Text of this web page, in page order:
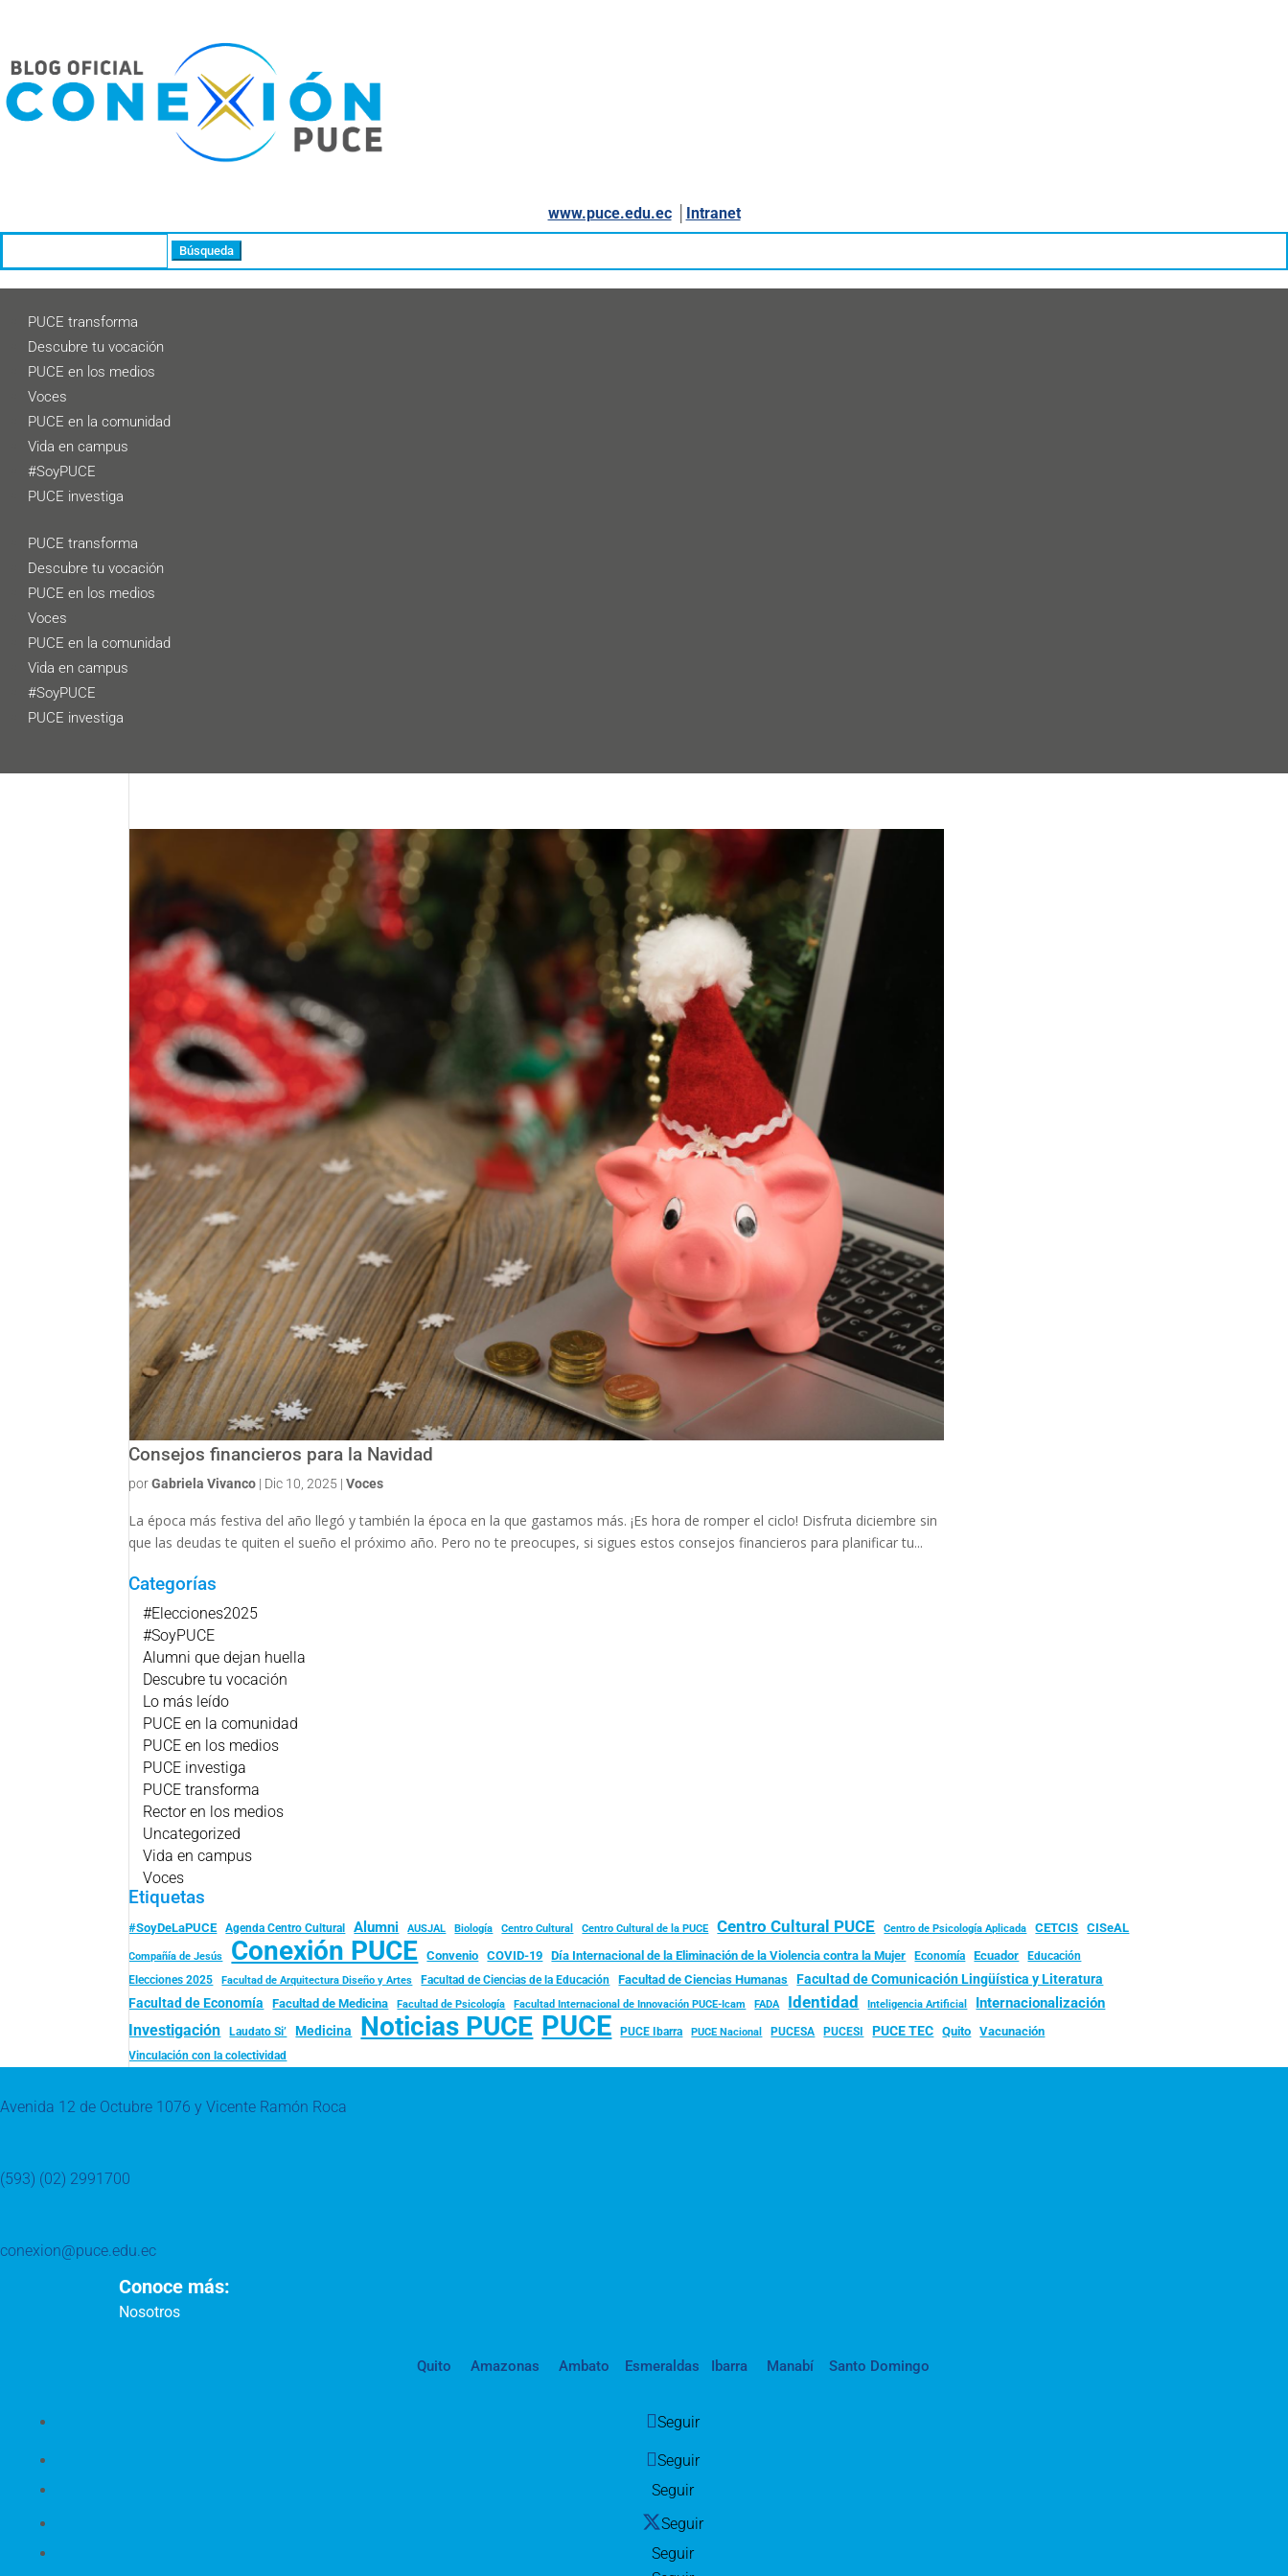
www.puce.edu.ec│ Intranet
PUCE transforma
Descubre tu vocación
PUCE en los medios
Voces
PUCE en la comunidad
Vida en campus
#SoyPUCE
PUCE investiga
PUCE transforma
Descubre tu vocación
PUCE en los medios
Voces
PUCE en la comunidad
Vida en campus
#SoyPUCE
PUCE investiga
Consejos financieros para la Navidad
porGabriela Vivanco | Dic 10, 2025 |Voces
La época más festiva del año llegó y también la época en la que gastamos más. ¡Es hora de romper el ciclo! Disfruta diciembre sin
que las deudas te quiten el sueño el próximo año. Pero no te preocupes, si sigues estos consejos financieros para planificar tu...
Categorías
#Elecciones2025
#SoyPUCE
Alumni que dejan huella
Descubre tu vocación
Lo más leído
PUCE en la comunidad
PUCE en los medios
PUCE investiga
PUCE transforma
Rector en los medios
Uncategorized
Vida en campus
Voces
Etiquetas
#SoyDeLaPUCE Agenda Centro Cultural Alumni AUSJAL Biología Centro Cultural Centro Cultural de la PUCE Centro Cultural PUCE Centro de Psicología Aplicada CETCIS CISeAL
Compañía de Jesús Conexión PUCE Convenio COVID-19 Día Internacional de la Eliminación de la Violencia contra la Mujer Economía Ecuador
Educación
Elecciones 2025
Facultad de Arquitectura Diseño y Artes Facultad de Ciencias de la Educación Facultad de Ciencias Humanas Facultad de Comunicación Lingüística y Literatura
Facultad de Economía Facultad de Medicina Facultad de Psicología Facultad Internacional de Innovación PUCE-Icam FADA Identidad Inteligencia Artificial Internacionalización
Investigación Laudato Si’ Medicina Noticias PUCE PUCE PUCE Ibarra PUCE Nacional PUCESA PUCESI PUCE TEC Quito Vacunación
Vinculación con la colectividad
Avenida 12 de Octubre 1076 y Vicente Ramón Roca
(593) (02) 2991700
conexion@puce.edu.ec
Conoce más:
Nosotros
Quito Amazonas Ambato Esmeraldas Ibarra Manabí Santo Domingo
Seguir
Seguir
Seguir
Seguir
Seguir